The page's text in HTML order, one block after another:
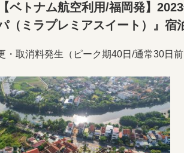
ベトナム航空利用/福岡発】
（ミラプレミアスイート）』宿
・取消料発生（ピーク期40日/通常30日